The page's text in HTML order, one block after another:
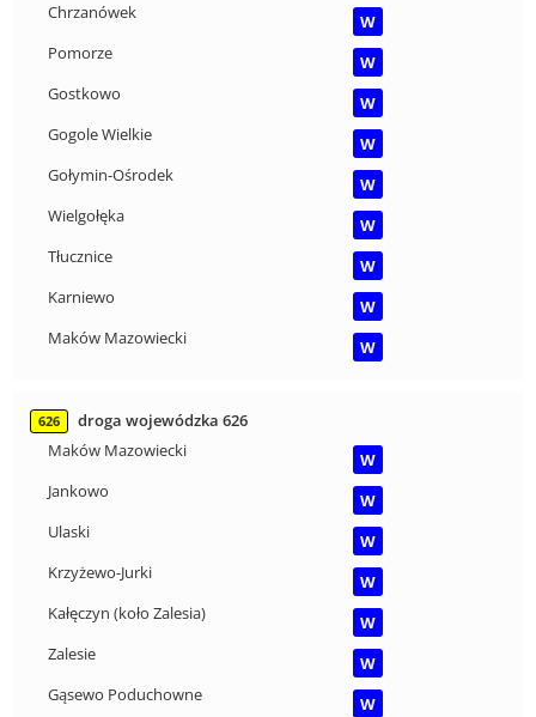
Chrzanówek
W
Pomorze
W
Gostkowo
W
Gogole Wielkie
W
Gołymin-Ośrodek
W
Wielgołęka
W
Tłucznice
W
Karniewo
W
Maków Mazowiecki
W
626
droga wojewódzka 626
Maków Mazowiecki
W
Jankowo
W
Ulaski
W
Krzyżewo-Jurki
W
Kałęczyn (koło Zalesia)
W
Zalesie
W
Gąsewo Poduchowne
W